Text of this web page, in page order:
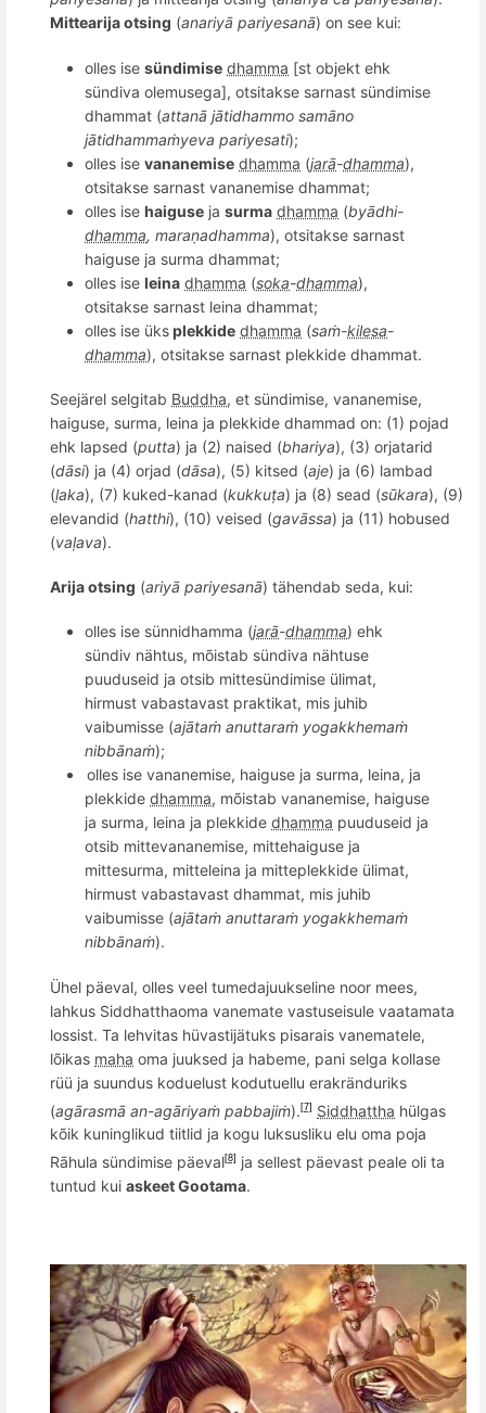
Mittearija otsing (anariyā pariyesanā) on see kui:
olles ise sündimise dhamma [st objekt ehk
sündiva olemusega], otsitakse sarnast sündimise
dhammat (attanā jātidhammo samāno
jātidhammaṁyeva pariyesati);
olles ise vananemise dhamma (jarā-dhamma),
otsitakse sarnast vananemise dhammat;
olles ise haiguse ja surma dhamma (byādhi-
dhamma, maraṇadhamma), otsitakse sarnast
haiguse ja surma dhammat;
olles ise leina dhamma (soka-dhamma),
otsitakse sarnast leina dhammat;
olles ise üksplekkide dhamma (saṁ-kilesa-
dhamma), otsitakse sarnast plekkide dhammat.
Seejärel selgitab Buddha, et sündimise, vananemise,
haiguse, surma, leina ja plekkide dhammad on: (1) pojad
ehk lapsed (putta) ja (2) naised (bhariya), (3) orjatarid
(dāsi) ja (4) orjad (dāsa), (5) kitsed (aje) ja (6) lambad
(ḷaka), (7) kuked-kanad (kukkuṭa) ja (8) sead (sūkara), (9)
elevandid (hatthi), (10) veised (gavāssa) ja (11) hobused
(vaḷava).
Arija otsing (ariyā pariyesanā) tähendab seda, kui:
olles ise sünnidhamma (jarā-dhamma) ehk
sündiv nähtus, mõistab sündiva nähtuse
puuduseid ja otsib mittesündimise ülimat,
hirmust vabastavast praktikat, mis juhib
vaibumisse (ajātaṁ anuttaraṁ yogakkhemaṁ
nibbānaṁ);
olles ise vananemise, haiguse ja surma, leina, ja
plekkide dhamma, mõistab vananemise, haiguse
ja surma, leina ja plekkide dhamma puuduseid ja
otsib mittevananemise, mittehaiguse ja
mittesurma, mitteleina ja mitteplekkide ülimat,
hirmust vabastavast dhammat, mis juhib
vaibumisse (ajātaṁ anuttaraṁ yogakkhemaṁ
nibbānaṁ).
Ühel päeval, olles veel tumedajuukseline noor mees,
lahkus Siddhatthaoma vanemate vastuseisule vaatamata
lossist. Ta lehvitas hüvastijätuks pisarais vanematele,
lõikas maha oma juuksed ja habeme, pani selga kollase
rüü ja suundus koduelust kodutuellu erakränduriks
(agārasmā an-agāriyaṁ pabbajiṁ). [7] Siddhattha hülgas
kõik kuninglikud tiitlid ja kogu luksusliku elu oma poja
Rāhula sündimise päeval[8]
ja sellest päevast peale oli ta
tuntud kui askeet Gootama.